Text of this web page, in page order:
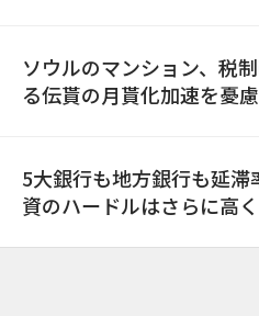
ソウルのマンション、税
る伝貰の月貰化加速を憂慮
5大銀行も地方銀行も延
資のハードルはさらに高く